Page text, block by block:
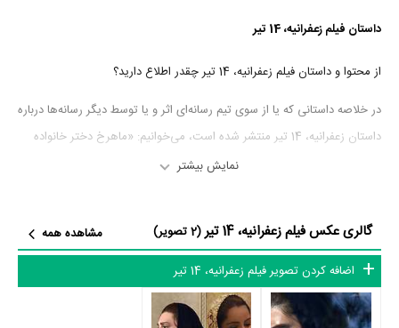
داستان فیلم زعفرانیه، 14 تیر
از محتوا و داستان فیلم زعفرانیه، 14 تیر چقدر اطلاع دارید؟
در خلاصه داستانی که یا از سوی تیم رسانه‌ای اثر و یا توسط دیگر رسانه‌ها درباره
داستان زعفرانیه، 14 تیر منتشر شده است، می‌خوانیم: «ماهرخ دختر خانواده
انوشه پس از سفری 2 ماهه از ارمنستان به منزل بازمی‌گردد. او برای پدر و مادر
عوامل فیلم زعفرانیه، 14 تیر
از آنها درمنظوم یک صفحه اختصاصی دارند.
نمایش بیشتر
گالری عکس فیلم زعفرانیه، 14 تیر (2 تصویر)
مشاهده همه
اضافه کردن تصویر فیلم زعفرانیه، 14 تیر